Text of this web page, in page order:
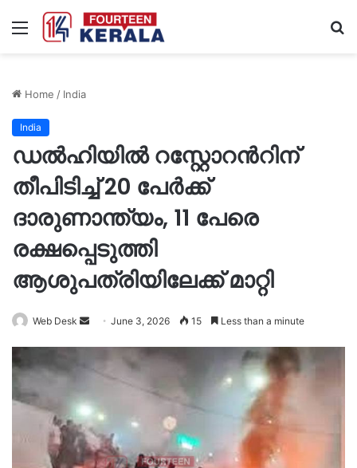
Menu
Home / India
India
ഡൽഹിയിൽ റസ്റ്റോറന്‍റിന്
തീപിടിച്ച് 20 പേർക്ക്
ദാരുണാന്ത്യം, 11 പേരെ
രക്ഷപ്പെടുത്തി
ആശുപത്രിയിലേക്ക് മാറ്റി
Web Desk
SendJune 3, 2026 15 Less than a minute